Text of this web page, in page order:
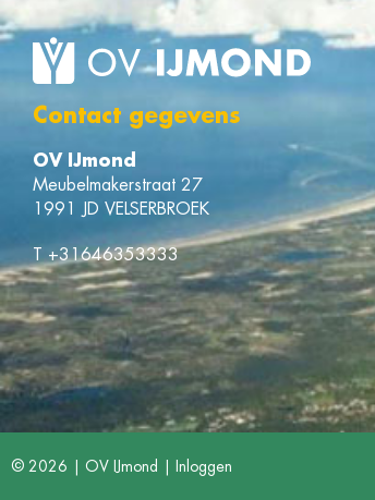
Contact gegevens
OV IJmond
Meubelmakerstraat 27
1991 JD VELSERBROEK
T +31646353333
© 2026 | OV IJmond | Inloggen